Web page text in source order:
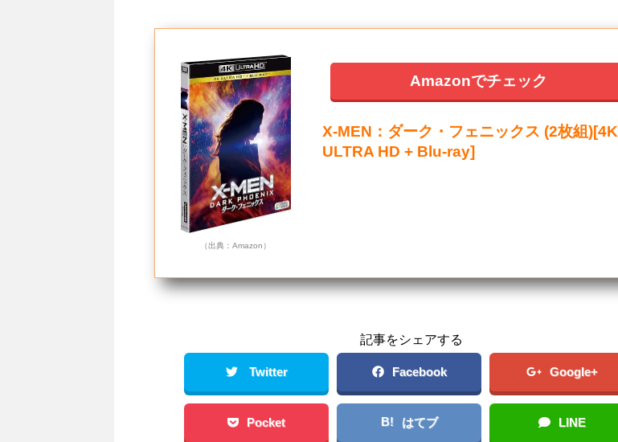
（出典：Amazon）
Amazonでチェック
X-MEN：ダーク・フェニックス (2枚組)[4K
ULTRA HD + Blu-ray]
記事をシェアする
Twitter Facebook Google+
Pocket B! はてブ LINE